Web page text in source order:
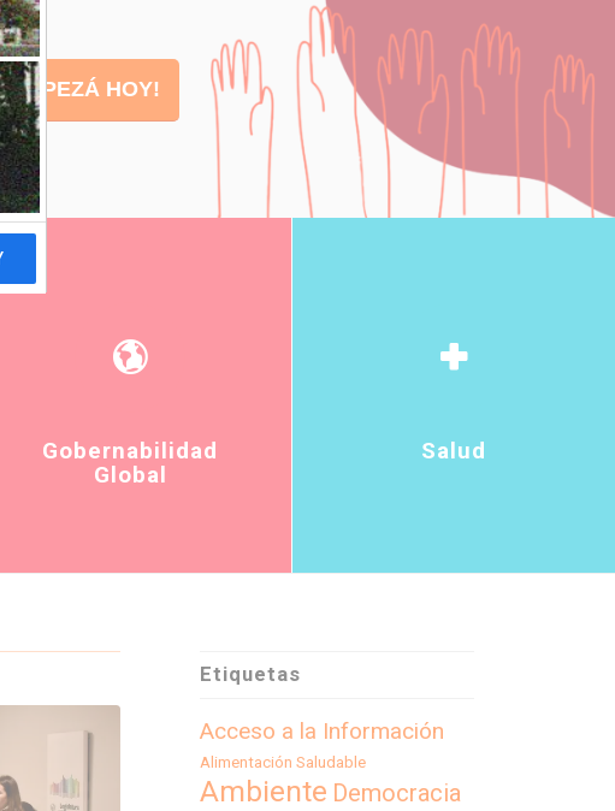
¡EMPEZÁ HOY!
Gobernabilidad
Global
Salud
Etiquetas
Acceso a la Información
Alimentación Saludable
Ambiente Democracia